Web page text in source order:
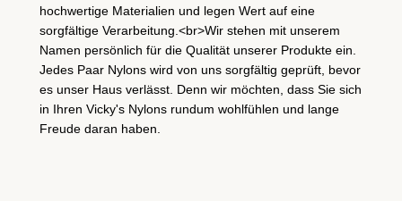
hochwertige Materialien und legen Wert auf eine
sorgfältige Verarbeitung.<br>Wir stehen mit unserem
Namen persönlich für die Qualität unserer Produkte ein.
Jedes Paar Nylons wird von uns sorgfältig geprüft, bevor
es unser Haus verlässt. Denn wir möchten, dass Sie sich
in Ihren Vicky's Nylons rundum wohlfühlen und lange
Freude daran haben.